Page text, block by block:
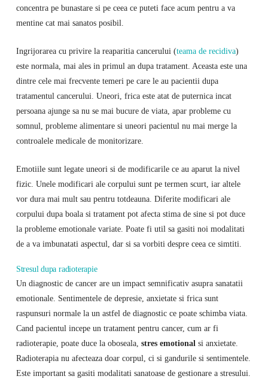
concentra pe bunastare si pe ceea ce puteti face acum pentru a va
mentine cat mai sanatos posibil.
Ingrijorarea cu privire la reaparitia cancerului (teama de recidiva)
este normala, mai ales in primul an dupa tratament. Aceasta este una
dintre cele mai frecvente temeri pe care le au pacientii dupa
tratamentul cancerului. Uneori, frica este atat de puternica incat
persoana ajunge sa nu se mai bucure de viata, apar probleme cu
somnul, probleme alimentare si uneori pacientul nu mai merge la
controalele medicale de monitorizare.
Emotiile sunt legate uneori si de modificarile ce au aparut la nivel
fizic. Unele modificari ale corpului sunt pe termen scurt, iar altele
vor dura mai mult sau pentru totdeauna. Diferite modificari ale
corpului dupa boala si tratament pot afecta stima de sine si pot duce
la probleme emotionale variate. Poate fi util sa gasiti noi modalitati
de a va imbunatati aspectul, dar si sa vorbiti despre ceea ce simtiti.
Stresul dupa radioterapie
Un diagnostic de cancer are un impact semnificativ asupra sanatatii
emotionale. Sentimentele de depresie, anxietate si frica sunt
raspunsuri normale la un astfel de diagnostic ce poate schimba viata.
Cand pacientul incepe un tratament pentru cancer, cum ar fi
radioterapie, poate duce la oboseala, stres emotional si anxietate.
Radioterapia nu afecteaza doar corpul, ci si gandurile si sentimentele.
Este important sa gasiti modalitati sanatoase de gestionare a stresului.